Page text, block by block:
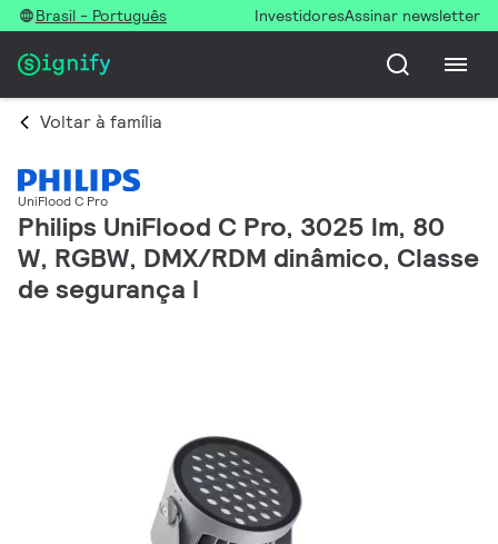
Brasil - Português InvestidoresAssinar newsletter
Voltar à família
UniFlood C Pro
Philips UniFlood C Pro, 3025 lm, 80
W, RGBW, DMX/RDM dinâmico, Classe
de segurança I